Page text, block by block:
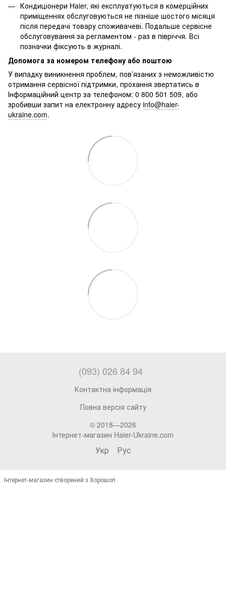
Кондиціонери Haier, які експлуатуються в комерційних
приміщеннях обслуговуються не пізніше шостого місяця
після передачі товару споживачеві. Подальше сервісне
обслуговування за регламентом - раз в півріччя. Всі
позначки фіксують в журналі.
Допомога за номером телефону або поштою
У випадку виникнення проблем, пов’язаних з неможливістю
отримання сервісної підтримки, прохання звертатись в
Інформаційний центр за телефоном: 0 800 501 509, або
зробивши запит на електронну адресу info@haier-
ukraine.com.
(093) 026 84 94
Контактна інформація
Повна версія сайту
© 2018—2026
Інтернет-магазин Haier-Ukraine.com
Укр Рус
Інтернет-магазин створений з Хорошоп